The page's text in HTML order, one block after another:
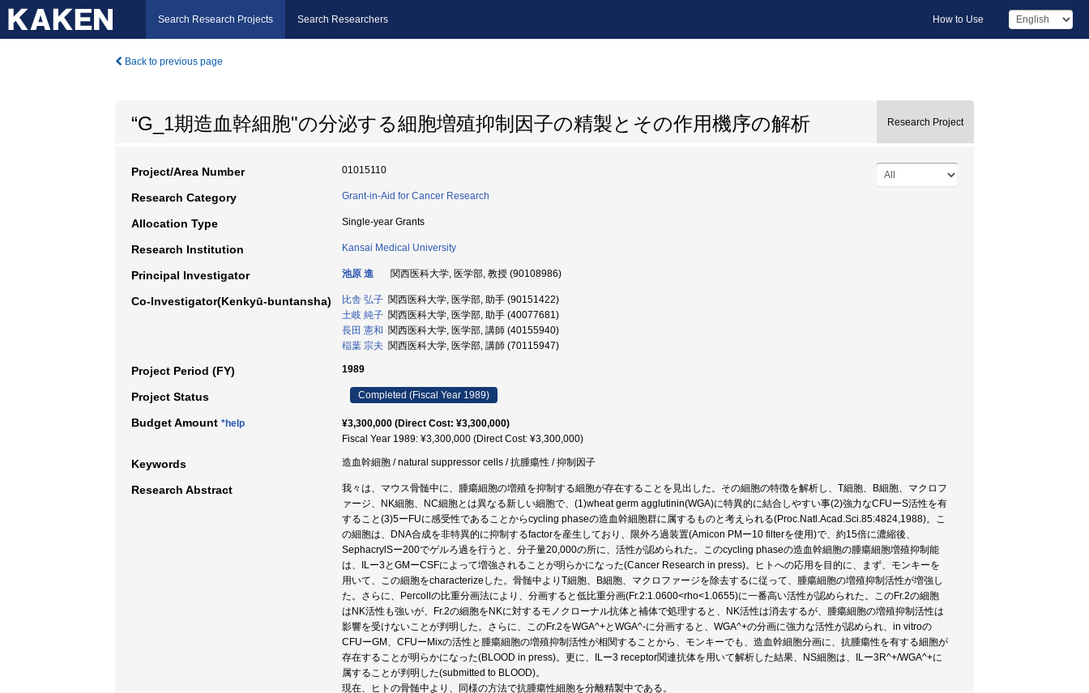
Search Research Projects Search Researchers How to Use
Back to previous page
“G_1期造血幹細胞"の分泌する細胞増殖抑制因子の精製とその作用機序の解析 Research Project
Project/Area Number 01015110
Research Category Grant-in-Aid for Cancer Research
Allocation Type Single-year Grants
Research Institution Kansai Medical University
Principal Investigator 池原 進 関西医科大学, 医学部, 教授 (90108986)
Co-Investigator(Kenkyū-buntansha) 比舎 弘子 関西医科大学, 医学部, 助手 (90151422)
土岐 純子 関西医科大学, 医学部, 助手 (40077681)
長田 憲和 関西医科大学, 医学部, 講師 (40155940)
稲葉 宗夫 関西医科大学, 医学部, 講師 (70115947)
Project Period (FY) 1989
Project Status Completed (Fiscal Year 1989)
Budget Amount *help
¥3,300,000 (Direct Cost: ¥3,300,000)
Fiscal Year 1989: ¥3,300,000 (Direct Cost: ¥3,300,000)
Keywords 造血幹細胞 / natural suppressor cells / 抗腫瘍性 / 抑制因子
Research Abstract
我々は、マウス骨髄中に、腫瘍細胞の増殖を抑制する細胞が存在することを見出した。その細胞の特徴を解析し、T細胞、B細胞、マクロフ
ァージ、NK細胞、NC細胞とは異なる新しい細胞で、(1)wheat germ agglutinin(WGA)に特異的に結合しやすい事(2)強力なCFUーS活性を有
すること(3)5ーFUに感受性であることからcycling phaseの造血幹細胞群に属するものと考えられる(Proc.Natl.Acad.Sci.85:4824,1988)。こ
の細胞は、DNA合成を非特異的に抑制するfactorを産生しており、限外ろ過装置(Amicon PMー10 filterを使用)で、約15倍に濃縮後、
SephacrylSー200でゲルろ過を行うと、分子量20,000の所に、活性が認められた。このcycling phaseの造血幹細胞の腫瘍細胞増殖抑制能
は、ILー3とGMーCSFによって増強されることが明らかになった(Cancer Research in press)。ヒトへの応用を目的に、まず、モンキーを
用いて、この細胞をcharacterizeした。骨髄中よりT細胞、B細胞、マクロファージを除去するに従って、腫瘍細胞の増殖抑制活性が増強し
た。さらに、Percollの比重分画法により、分画すると低比重分画(Fr.2:1.0600<rho<1.0655)に一番高い活性が認められた。このFr.2の細胞
はNK活性も強いが、Fr.2の細胞をNKに対するモノクローナル抗体と補体で処理すると、NK活性は消去するが、腫瘍細胞の増殖抑制活性は
影響を受けないことが判明した。さらに、このFr.2をWGA^+とWGA^-に分画すると、WGA^+の分画に強力な活性が認められ、in vitroの
CFUーGM、CFUーMixの活性と腫瘍細胞の増殖抑制活性が相関することから、モンキーでも、造血幹細胞分画に、抗腫瘍性を有する細胞が
存在することが明らかになった(BLOOD in press)。更に、ILー3 receptor関連抗体を用いて解析した結果、NS細胞は、ILー3R^+/WGA^+に
属することが判明した(submitted to BLOOD)。
現在、ヒトの骨髄中より、同様の方法で抗腫瘍性細胞を分離精製中である。